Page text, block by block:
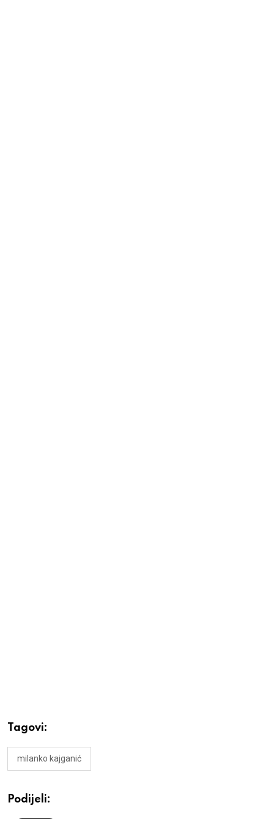
Tagovi:
milanko kajganić
Podijeli: